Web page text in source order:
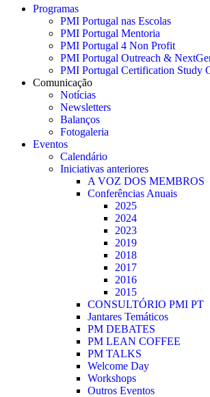
Programas
PMI Portugal nas Escolas
PMI Portugal Mentoria
PMI Portugal 4 Non Profit
PMI Portugal Outreach &
PMI Portugal Certification Study
Comunicação
Notícias
Newsletters
Balanços
Fotogaleria
Eventos
Calendário
Iniciativas anteriores
A VOZ DOS MEMBROS
Conferências Anuais
2025
2024
2023
2019
2018
2017
2016
2015
CONSULTÓRIO PMI PT
Jantares Temáticos
PM DEBATES
PM LEAN COFFEE
PM TALKS
Welcome Day
Workshops
Outros Eventos